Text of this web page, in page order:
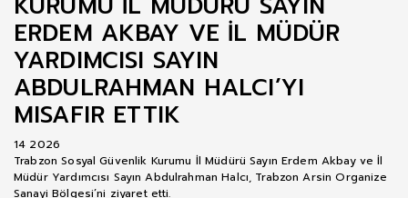
ERDEM AKBAY VE İL MÜDÜR
YARDIMCISI SAYIN
ABDULRAHMAN HALCI’YI
MISAFIR ETTIK
14 2026
Trabzon Sosyal Güvenlik Kurumu İl Müdürü Sayın Erdem Akbay ve İl
Müdür Yardımcısı Sayın Abdulrahman Halcı, Trabzon Arsin Organize
Sanayi Bölgesi’ni ziyaret etti.